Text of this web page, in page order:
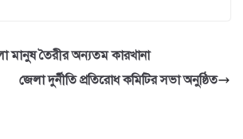
s
A
e
মানুষ তৈরীর অন্যতম কারখানা
জেলা দুর্নীতি প্রতিরোধ কমিটির সভা অনুষ্ঠিত